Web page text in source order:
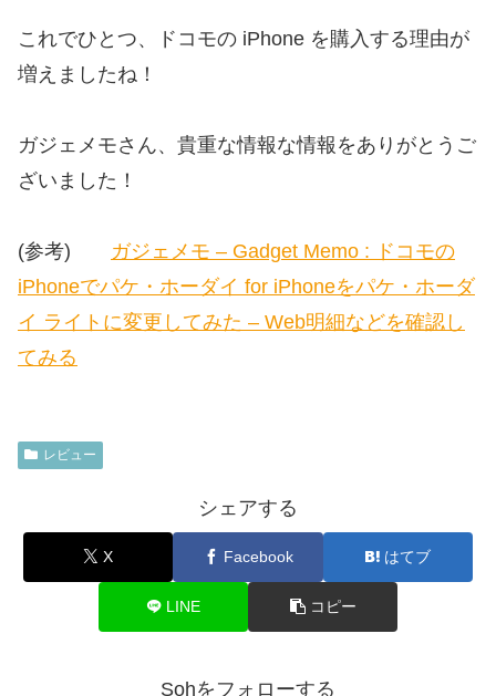
これでひとつ、ドコモの iPhone を購入する理由が
増えましたね！
ガジェメモさん、貴重な情報な情報をありがとうご
ざいました！
(参考) ガジェメモ – Gadget Memo : ドコモの
iPhoneでパケ・ホーダイ for iPhoneをパケ・ホーダ
イ ライトに変更してみた – Web明細などを確認し
てみる
レビュー
シェアする
X Facebook はてブ
LINE コピー
Sohをフォローする